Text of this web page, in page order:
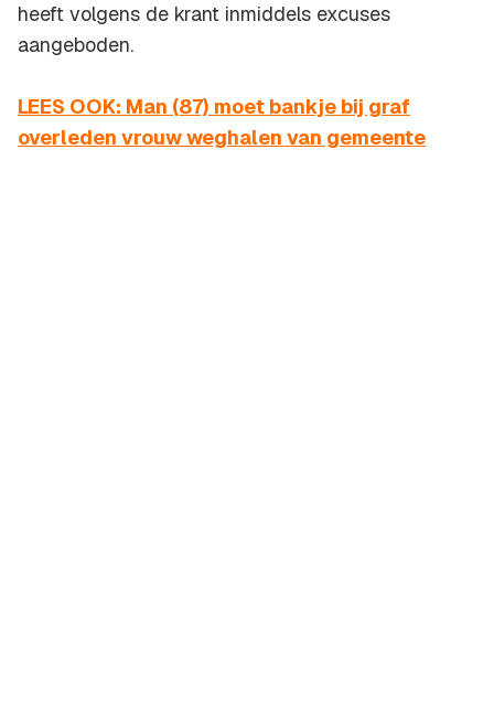
heeft volgens de krant inmiddels excuses
aangeboden.
LEES OOK: Man (87) moet bankje bij graf
overleden vrouw weghalen van gemeente